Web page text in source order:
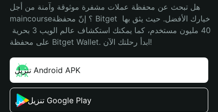
هل تبحث عن محفظة عملات مشفرة موثوقة وآمنة من أجل
maincourse؟ إنّ محفظة Bitget خيارك الأفضل. حيث يثق بها
على محفظة Bitget Wallet. ابدأ رحلتك الآن!
تنزيل Android APK
تنزيل من Google Play